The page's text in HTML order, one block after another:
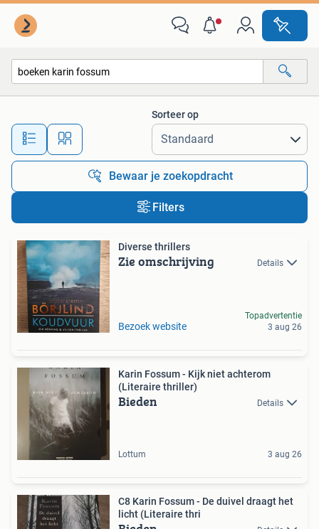
Alle afstanden…
Sorteer op
Bewaar je zoekopdracht
Filters
Diverse thrillers
Zie omschrijving Details
Bezoek website
Topadvertentie
3 aug 26
Karin Fossum - Kijk niet achterom
(Literaire thriller)
Bieden Details
Lottum 3 aug 26
C8 Karin Fossum - De duivel draagt het
licht (Literaire thri